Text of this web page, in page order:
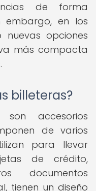
de forma
embargo, en los
opciones
más compacta
billeteras?
accesorios
de varios
para llevar
de crédito,
documentos
tienen un diseño